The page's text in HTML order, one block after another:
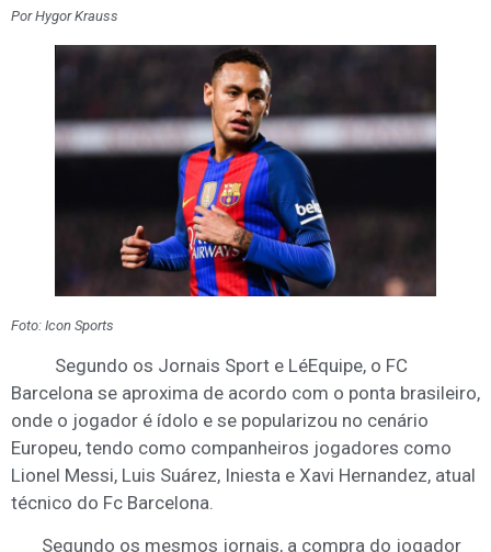
Por Hygor Krauss
Foto: Icon Sports
Segundo os Jornais Sport e LéEquipe, o FC
Barcelona se aproxima de acordo com o ponta brasileiro,
onde o jogador é ídolo e se popularizou no cenário
Europeu, tendo como companheiros jogadores como
Lionel Messi, Luis Suárez, Iniesta e Xavi Hernandez, atual
técnico do Fc Barcelona.
Segundo os mesmos jornais, a compra do jogador